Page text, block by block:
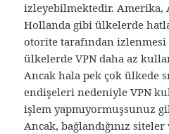
izleyebilmektedir. Amerika,
Hollanda gibi ülkelerde
otorite tarafından izlenmesi
ülkelerde VPN daha az
Ancak hala pek çok ülkede
endişeleri nedeniyle VPN
işlem yapmıyormuşsunuz
Ancak, bağlandığınız siteler